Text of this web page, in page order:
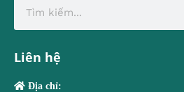
Liên hệ
Địa chỉ: